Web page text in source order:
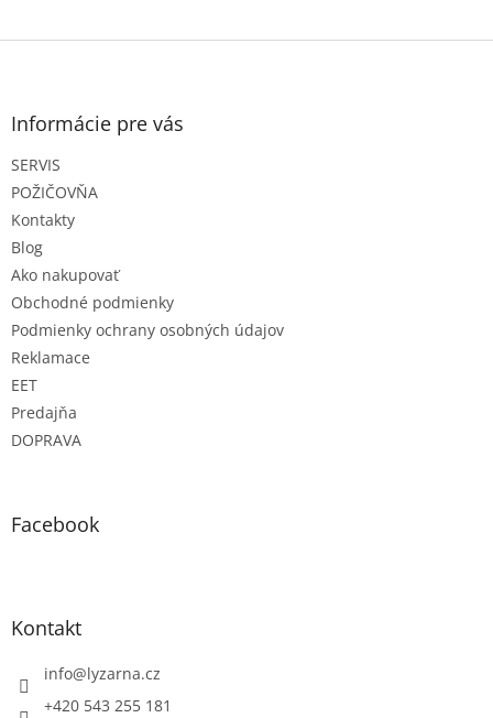
Z
Informácie pre vás
SERVIS
POŽIČOVŇA
Kontakty
Blog
Ako nakupovať
Obchodné podmienky
Podmienky ochrany osobných údajov
Reklamace
EET
Predajňa
DOPRAVA
Facebook
Kontakt
info@lyzarna.cz
+420 543 255 181